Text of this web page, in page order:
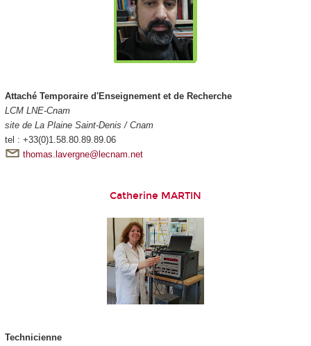
Attaché Temporaire d'Enseignement et de Recherche
LCM LNE-Cnam
site de La Plaine Saint-Denis / Cnam
tel : +33(0)1.58.80.89.89.06
thomas.lavergne@lecnam.net
Catherine MARTIN
Technicienne